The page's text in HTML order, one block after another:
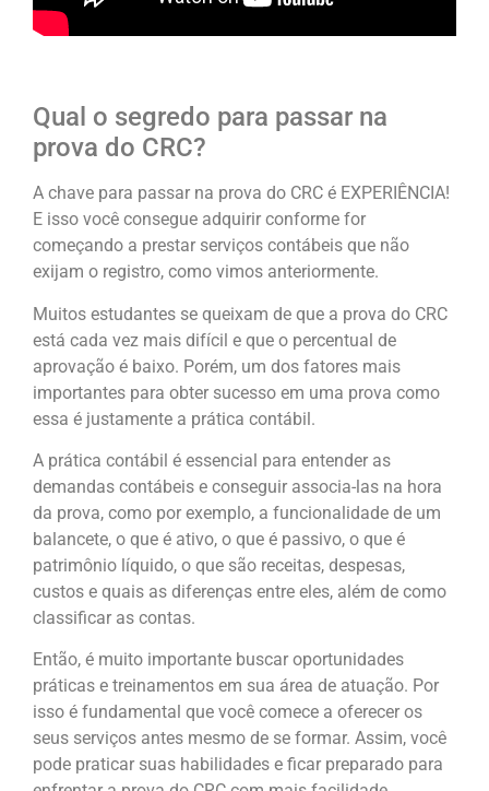
Qual o segredo para passar na
prova do CRC?
A chave para passar na prova do CRC é EXPERIÊNCIA!
E isso você consegue adquirir conforme for
começando a prestar serviços contábeis que não
exijam o registro, como vimos anteriormente.
Muitos estudantes se queixam de que a prova do CRC
está cada vez mais difícil e que o percentual de
aprovação é baixo. Porém, um dos fatores mais
importantes para obter sucesso em uma prova como
essa é justamente a prática contábil.
A prática contábil é essencial para entender as
demandas contábeis e conseguir associa-las na hora
da prova, como por exemplo, a funcionalidade de um
balancete, o que é ativo, o que é passivo, o que é
patrimônio líquido, o que são receitas, despesas,
custos e quais as diferenças entre eles, além de como
classificar as contas.
Então, é muito importante buscar oportunidades
práticas e treinamentos em sua área de atuação. Por
isso é fundamental que você comece a oferecer os
seus serviços antes mesmo de se formar. Assim, você
pode praticar suas habilidades e ficar preparado para